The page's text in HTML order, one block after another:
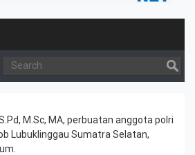
M.Sc, MA, perbuatan anggota polri
Lubuklinggau Sumatra Selatan,